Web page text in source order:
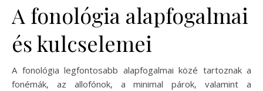
A fonológia alapfogalmai
és kulcselemei
A fonológia legfontosabb alapfogalmai közé tartoznak a
fonémák, az allofónok, a minimal párok, valamint a